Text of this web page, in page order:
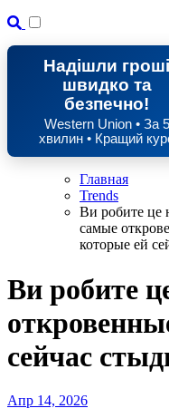
Надішли гроші
швидко та
безпечно!
Western Union • За 5
хвилин • Кращий
Главная
Trends
Ви робите це
самые
которые ей
Ви робите
сейчас
Апр 14, 2026